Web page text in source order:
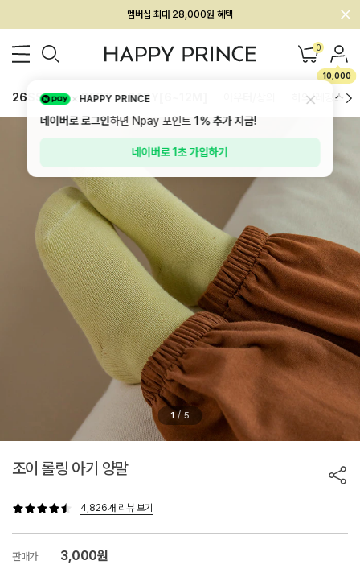
회원전용 아울렛, 가입하면 ~60% 할인!
멤버십 최대 28,000원 혜택 0
10,000
26SS 신상 BEST BABY[6~12M] 하의/레깅스
1 / 5
조이 롤링 아기 양말
4,826개 리뷰 보기
판매가 3,000원
HAPPY PRINCE
네이버로 로그인하면 Npay 포인트1%추가 지급!
네이버로 1초 가입하기